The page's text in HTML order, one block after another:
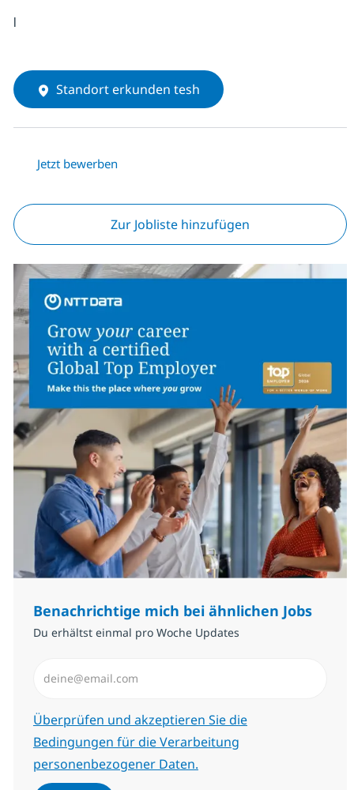
Standort erkunden tesh
Jetzt bewerben
Zur Jobliste hinzufügen
Benachrichtige mich bei ähnlichen Jobs
Du erhältst einmal pro Woche Updates
Erforderlich
Überprüfen und akzeptieren Sie die
Bedingungen für die Verarbeitung
personenbezogener Daten.